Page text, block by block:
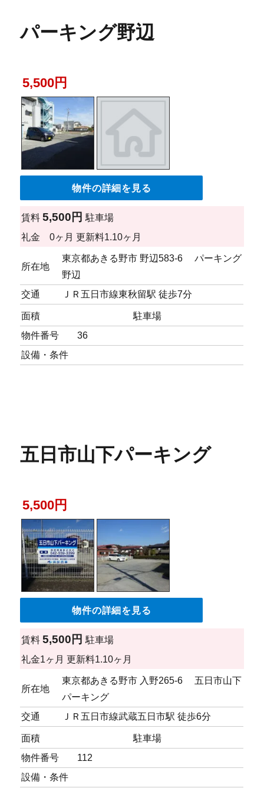
パーキング野辺
5,500円
物件の詳細を見る
賃料 5,500円駐車場
礼金 0ヶ月 更新料1.10ヶ月
所在地
東京都あきる野市 野辺583-6 パーキング
野辺
交通
ＪＲ五日市線東秋留駅 徒歩7分
面積
駐車場
物件番号
36
設備・条件
五日市山下パーキング
5,500円
物件の詳細を見る
賃料 5,500円駐車場
礼金1ヶ月 更新料1.10ヶ月
所在地
東京都あきる野市 入野265-6 五日市山下
パーキング
交通
ＪＲ五日市線武蔵五日市駅 徒歩6分
面積
駐車場
物件番号
112
設備・条件